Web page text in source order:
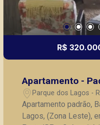
R$
Apartamento -
Parque dos Lagos -
Apartamento padrão,
Lagos, (Zona Leste),